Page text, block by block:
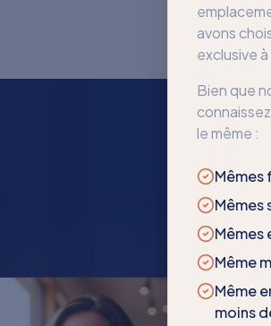
avons
exclusive
Bien que
le même :
Mêmes
Mêmes
Même
Même
moins